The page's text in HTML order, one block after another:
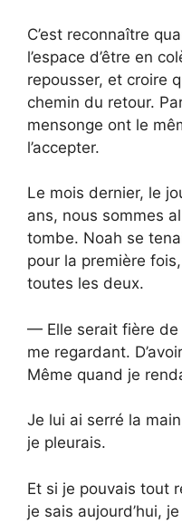
C’est reconnaître
l’espace d’être en
repousser, et croire
chemin du retour.
mensonge ont le
l’accepter.
Le mois dernier, le
ans, nous sommes
tombe. Noah se
pour la première
toutes les deux.
— Elle serait fière
me regardant.
Même quand je
Je lui ai serré la
je pleurais.
Et si je pouvais tout
je sais aujourd’hui,